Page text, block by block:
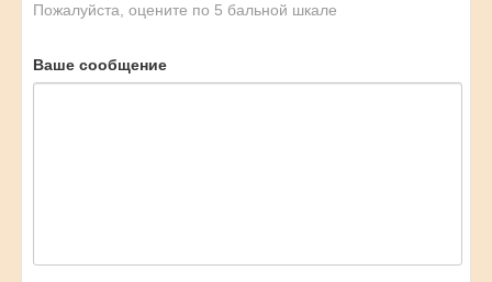
Пожалуйста, оцените по 5 бальной шкале
Ваше сообщение